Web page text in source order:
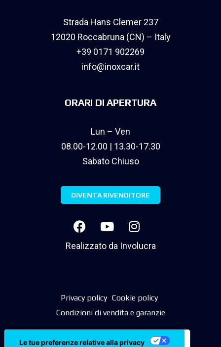
Strada Hans Clemer 237
12020 Roccabruna (CN) – Italy
+39 0171 902269
info@inoxcar.it
ORARI DI APERTURA
Lun – Ven
08.00-12.00 | 13.30-17.30
Sabato Chiuso
DIVENTA RIVENDITORE
Realizzato da Involucra
Privacy policy Cookie policy
Condizioni di vendita e garanzie
Le tue preferenze relative alla privacy